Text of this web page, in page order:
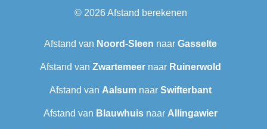
© 2026Afstand berekenen
Afstand van Noord-Sleen naar Gasselte
Afstand van Zwartemeer naar Ruinerwold
Afstand van Aalsum naar Swifterbant
Afstand van Blauwhuis naar Allingawier